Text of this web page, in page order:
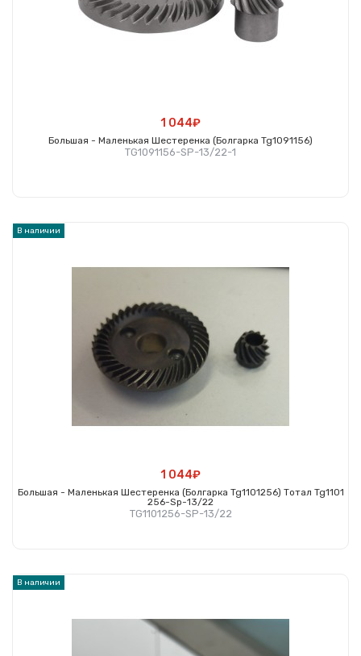
1 044₽
Большая - Маленькая Шестеренка (болгарка Tg1091156)
TG1091156-SP-13/22-1
В наличии
1 044₽
Большая - Маленькая Шестеренка (болгарка Tg1101256) Тотал Tg1101
256-Sp-13/22
TG1101256-SP-13/22
В наличии